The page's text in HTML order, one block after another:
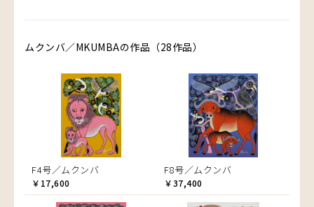
ムクンバ／MKUMBAの作品（28作品）
F4号／ムクンバ
￥17,600
F8号／ムクンバ
￥37,400